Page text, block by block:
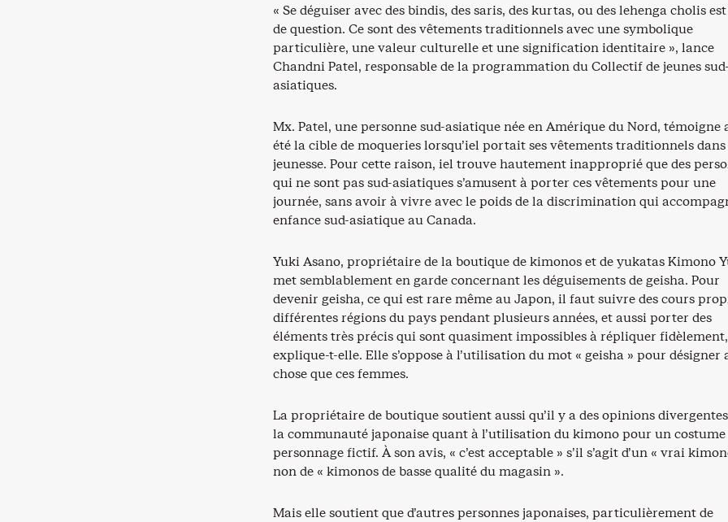
« Se déguiser avec des bindis, des saris, des kurtas, ou des lehenga cholis
de question. Ce sont des vêtements traditionnels avec une symbolique
particulière, une valeur culturelle et une signification identitaire », lance
Chandni Patel, responsable de la programmation du Collectif de jeunes sud-
asiatiques.
Mx. Patel, une personne sud-asiatique née en Amérique du Nord, témoigne
été la cible de moqueries lorsqu’iel portait ses vêtements traditionnels dans
jeunesse. Pour cette raison, iel trouve hautement inapproprié que des
qui ne sont pas sud-asiatiques s’amusent à porter ces vêtements pour une
journée, sans avoir à vivre avec le poids de la discrimination qui
enfance sud-asiatique au Canada.
Yuki Asano, propriétaire de la boutique de kimonos et de yukatas Kimono
met semblablement en garde concernant les déguisements de geisha. Pour
devenir geisha, ce qui est rare même au Japon, il faut suivre des cours
différentes régions du pays pendant plusieurs années, et aussi porter des
éléments très précis qui sont quasiment impossibles à répliquer fidèlement,
explique-t-elle. Elle s’oppose à l’utilisation du mot « geisha » pour désigner
chose que ces femmes.
La propriétaire de boutique soutient aussi qu’il y a des opinions
la communauté japonaise quant à l’utilisation du kimono pour un costume
personnage fictif. À son avis, « c’est acceptable » s’il s’agit d’un « vrai
non de « kimonos de basse qualité du magasin ».
Mais elle soutient que d’autres personnes japonaises, particulièrement de